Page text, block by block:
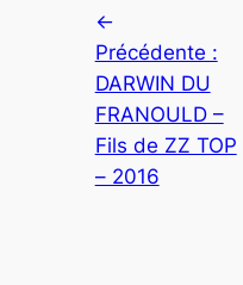
←
Précédente :
DARWIN DU
FRANOULD –
Fils de ZZ TOP
– 2016